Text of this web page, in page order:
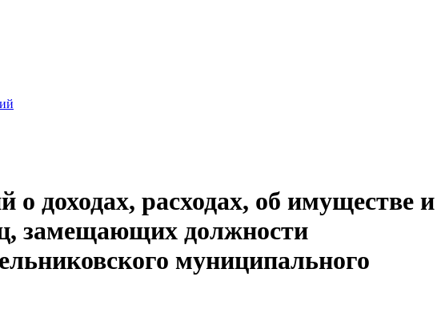
доходах, расходах, об имуществе и
замещающих должности
муниципального